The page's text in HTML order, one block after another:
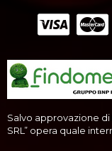
Salvo approvazione di
SRL” opera quale